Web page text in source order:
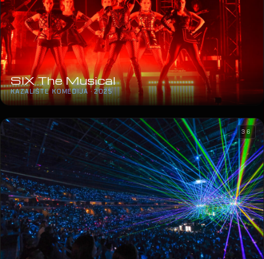
SIX The Musical
KAZALIŠTE KOMEDIJA · 2025
36